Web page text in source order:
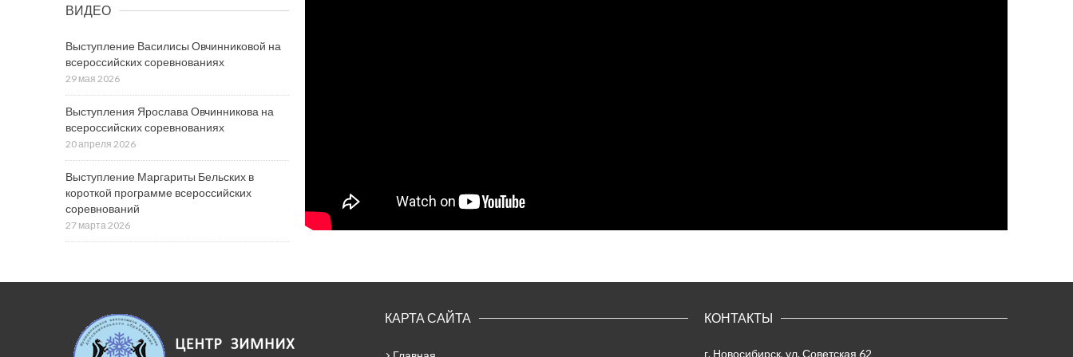
ВИДЕО
Выступление Василисы Овчинниковой на
всероссийских соревнованиях
29 мая 2026
Выступления Ярослава Овчинникова на
всероссийских соревнованиях
20 апреля 2026
Выступление Маргариты Бельских в
короткой программе всероссийских
соревнований
27 марта 2026
КАРТА САЙТА КОНТАКТЫ
г. Новосибирск, ул. Советская 62